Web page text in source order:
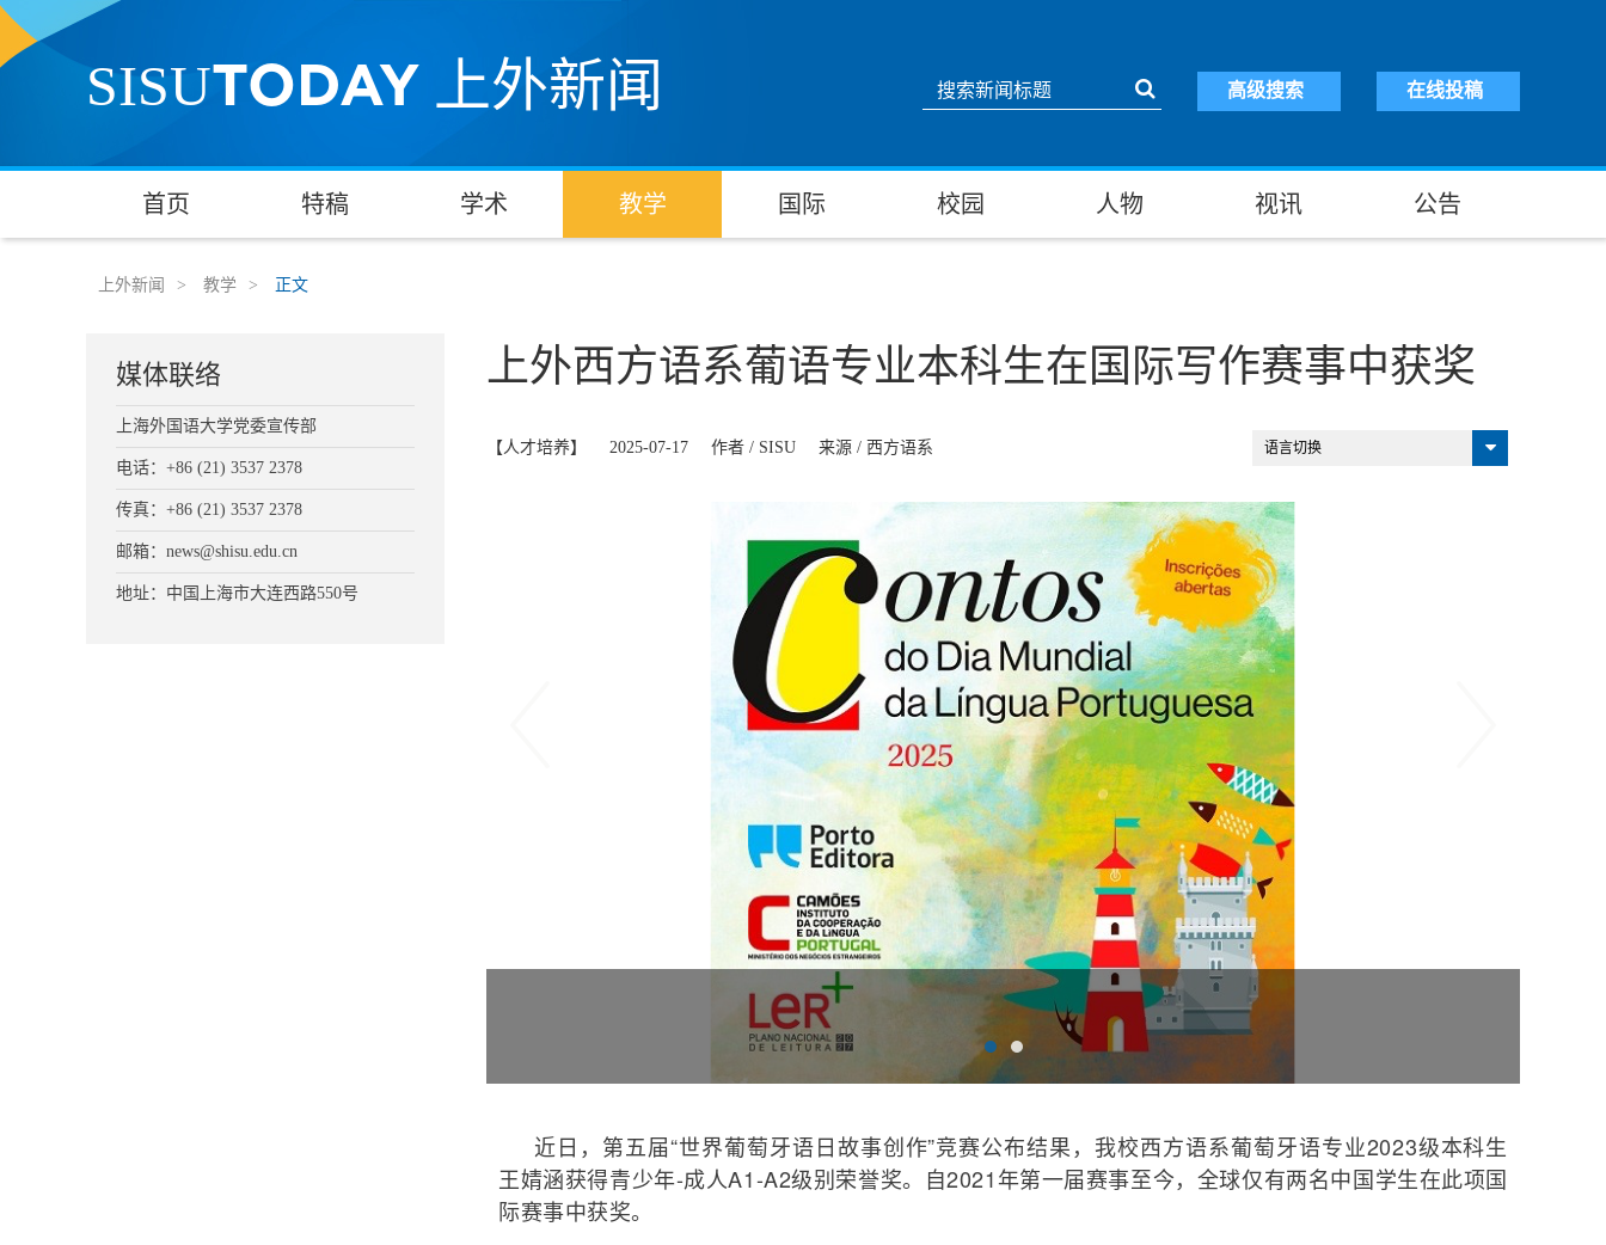
SISUTODAY 上外新闻 在线投稿
高级搜索
首页 特稿 学术 教学 国际 校园 人物 视讯 公告
上外新闻 > 教学 > 正文
上外西方语系葡语专业本科生在国际写作赛事中获奖
【人才培养】 2025-07-17 作者 / SISU 来源 / 西方语系 语言切换
近日，第五届“世界葡萄牙语日故事创作”竞赛公布结果，我校西方语系葡萄牙语专业2023级本科生
王婧涵获得青少年-成人A1-A2级别荣誉奖。自2021年第一届赛事至今，全球仅有两名中国学生在此项国
际赛事中获奖。
媒体联络
上海外国语大学党委宣传部
电话：+86 (21) 3537 2378
传真：+86 (21) 3537 2378
邮箱：news@shisu.edu.cn
地址：中国上海市大连西路550号